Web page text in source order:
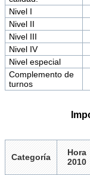
Nivel I
Nivel II
Nivel III
Nivel IV
Nivel especial
Complemento de
turnos
Categoría
Hora
2010